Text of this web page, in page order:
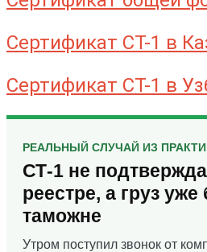
Сертификат СТ-1 в
Сертификат СТ-1 в
РЕАЛЬНЫЙ СЛУЧАЙ ИЗ
СТ-1 не
реестре, а груз
таможне
Утром поступил звонок от